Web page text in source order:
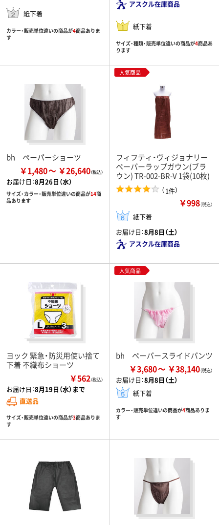
紙下着
カラー・販売単位違いの商品が4商品ありま
す
アスクル在庫商品
紙下着
サイズ・種類・販売単位違いの商品が4商品あ
ります
bh ペーパーショーツ
￥1,480 ￥26,640
お届け日：8月26日（水）
サイズ・カラー・販売単位違いの商品が14商
品あります
人気商品
フィフティ・ヴィジョナリー
ペーパーラップガウン(ブラ
ウン) TR-002-BR-V 1袋(10枚)
（1件）
￥998（税込）
紙下着
お届け日：8月8日（土）
アスクル在庫商品
ヨック 緊急・防災用使い捨て
下着 不織布ショーツ
￥562（税込）
お届け日：8月19日（水）まで
直送品
サイズ・販売単位違いの商品が3商品ありま
す
人気商品
bh ペーパースライドパンツ
￥3,680 ￥38,140
お届け日：8月8日（土）
紙下着
カラー・販売単位違いの商品が4商品ありま
す